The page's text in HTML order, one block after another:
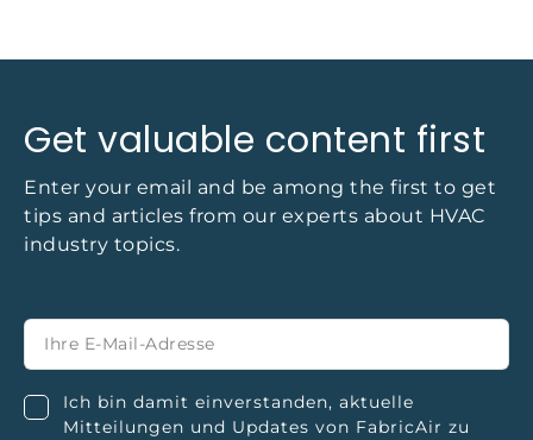
Get valuable content first
Enter your email and be among the first to get
tips and articles from our experts about HVAC
industry topics.
Ich bin damit einverstanden, aktuelle
Mitteilungen und Updates von FabricAir zu